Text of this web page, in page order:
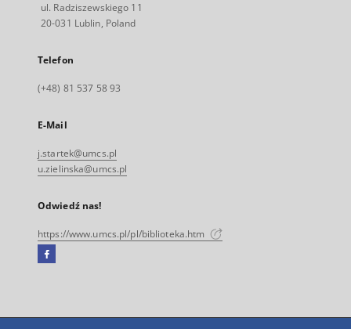
ul. Radziszewskiego 11
20-031 Lublin, Poland
Telefon
(+48) 81 537 58 93
E-Mail
j.startek@umcs.pl
u.zielinska@umcs.pl
Odwiedź nas!
https://www.umcs.pl/pl/biblioteka.htm
Facebook
się